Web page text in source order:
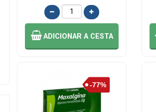
ADICIONAR A CESTA